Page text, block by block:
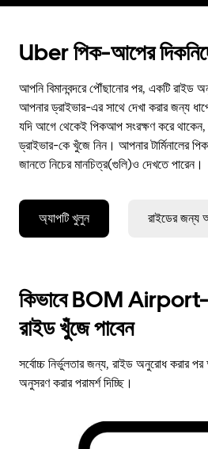
Uber পিক-আপের
আপনি বিমানবন্দরে পৌঁছানোর পর, একটি
আপনার ড্রাইভার-এর সাথে দেখা করার জন্য
যদি আগে থেকেই পিকআপ সংরক্ষণ করে
ড্রাইভার-কে খুঁজে নিন। আপনার টার্মিনালের
জানতে নিচের মানচিত্র(গুলি)ও দেখতে পারেন।
অ্যাপটি খুলুন রাইডের জন্য
কিভাবে BOM
রাইড খুঁজে পাবেন
সর্বোচ্চ নির্ভুলতার জন্য, রাইড অনুরোধ করার পর
অনুসরণ করার পরামর্শ দিচ্ছি।